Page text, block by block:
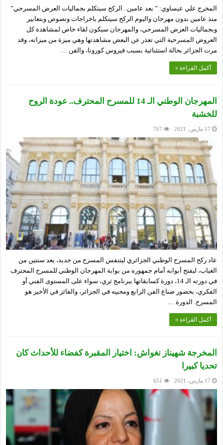
المخرج علي عيساوي: ” بعد عامين.. الركح سيتكلم بجماليات العرض المسرحي”
منذ عامين بدون مهرجان واليوم الركح سيتكلم باخراجات ونصوص وبتعابير
وبجماليات العرض المسرحي، والمهرجان سيكون لقاء خاص لمشاهدة كل
العروض المسرحية التي تعذر عن البعض مشاهدتها وهي ميزة من ميزاته، وقد
مرت الجزائر بحالة استثنائية بسبب فيروس كورونا، والفن …
أكمل القراءة »
المهرجان الوطني الـ 14 للمسرح المحترف.. عودة الروح
للخشبة
17 مارس، 2021 767
عاد ركح المسرح الوطني الجزائري ليتنفس المسرح من جديد، بعد سنتين من
الغياب، ليفتح أبوابه أمام جمهوره من بوابة المهرجان الوطني للمسرح المحترف
في دورته الـ 14، دورة كسابقاتها ببرنامج ثري، سواء على المستوى الفني أو
الفكري، بحضور صناع الفن الرابع ومحبيه في الجزائر، والفائز في الأخير هو
المسرح. الدورة …
أكمل القراءة »
المخرجة شهيناز نغواش: اختيار المقبرة كفضاء للأحداث كان
تحديا كبيرا
17 مارس، 2021 651